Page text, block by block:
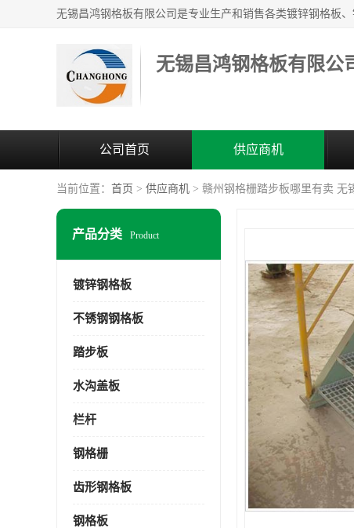
无锡昌鸿钢格板有限公
公司首页 供应商机
当前位置： 首页 > 供应商机 > 赣州钢格栅踏步板哪里有卖 无
产品分类 Product
镀锌钢格板
不锈钢钢格板
踏步板
水沟盖板
栏杆
钢格栅
齿形钢格板
钢格板